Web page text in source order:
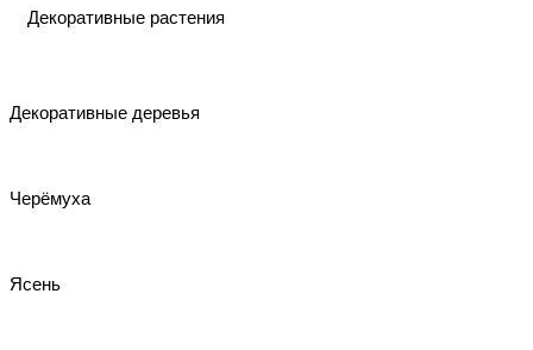
Декоративные растения
Декоративные деревья
Черёмуха
Ясень